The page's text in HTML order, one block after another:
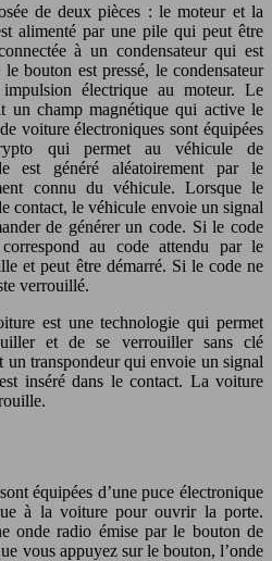
de deux pièces : le moteur et la
alimenté par une pile qui peut être
à un condensateur qui est
bouton est pressé, le condensateur
électrique au moteur. Le
un champ magnétique qui active le
voiture électroniques sont équipées
qui permet au véhicule de
est généré aléatoirement par le
connu du véhicule. Lorsque le
contact, le véhicule envoie un signal
de générer un code. Si le code
au code attendu par le
et peut être démarré. Si le code ne
verrouillé.
est une technologie qui permet
et de se verrouiller sans clé
transpondeur qui envoie un signal
inséré dans le contact. La voiture
équipées d’une puce électronique
à la voiture pour ouvrir la porte.
onde radio émise par le bouton de
vous appuyez sur le bouton, l’onde